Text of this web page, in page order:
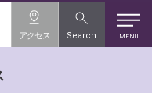
MENU
アクセス Search